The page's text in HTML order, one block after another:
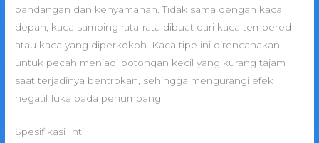
pandangan dan kenyamanan. Tidak sama dengan kaca
depan, kaca samping rata-rata dibuat dari kaca tempered
atau kaca yang diperkokoh. Kaca tipe ini direncanakan
untuk pecah menjadi potongan kecil yang kurang tajam
saat terjadinya bentrokan, sehingga mengurangi efek
negatif luka pada penumpang.
Spesifikasi Inti: